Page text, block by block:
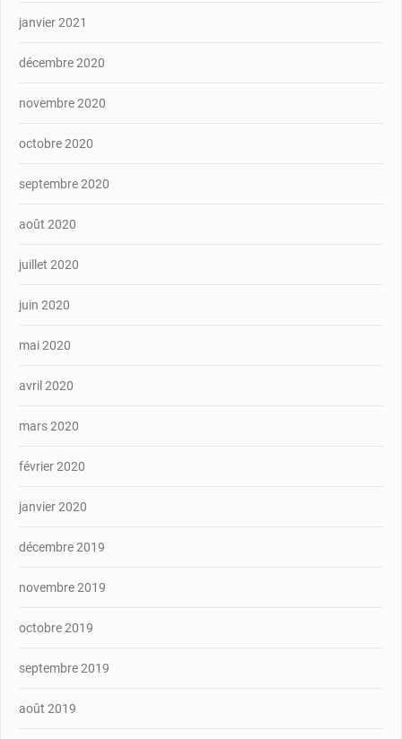
janvier 2021
décembre 2020
novembre 2020
octobre 2020
septembre 2020
août 2020
juillet 2020
juin 2020
mai 2020
avril 2020
mars 2020
février 2020
janvier 2020
décembre 2019
novembre 2019
octobre 2019
septembre 2019
août 2019